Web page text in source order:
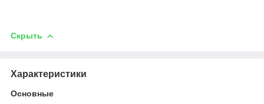
Скрыть
Характеристики
Основные